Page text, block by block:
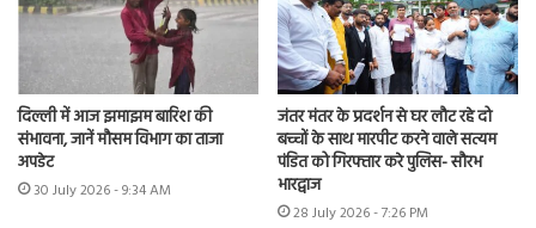
दिल्ली में आज झमाझम बारिश की
संभावना, जानें मौसम विभाग का ताजा
अपडेट
30 July 2026 - 9:34 AM
जंतर मंतर के प्रदर्शन से घर लौट रहे दो
बच्चों के साथ मारपीट करने वाले सत्यम
पंडित को गिरफ्तार करे पुलिस- सौरभ
भारद्वाज
28 July 2026 - 7:26 PM